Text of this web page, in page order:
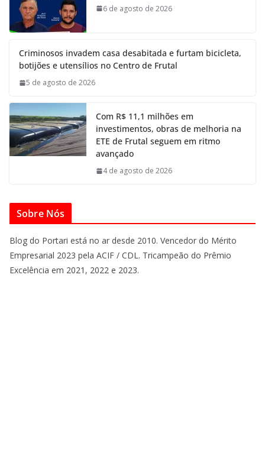
6 de agosto de 2026
Criminosos invadem casa desabitada e furtam bicicleta,
botijões e utensílios no Centro de Frutal
5 de agosto de 2026
Com R$ 11,1 milhões em
investimentos, obras de melhoria na
ETE de Frutal seguem em ritmo
avançado
4 de agosto de 2026
Sobre Nós
Blog do Portari está no ar desde 2010. Vencedor do Mérito
Empresarial 2023 pela ACIF / CDL. Tricampeão do Prêmio
Excelência em 2021, 2022 e 2023.